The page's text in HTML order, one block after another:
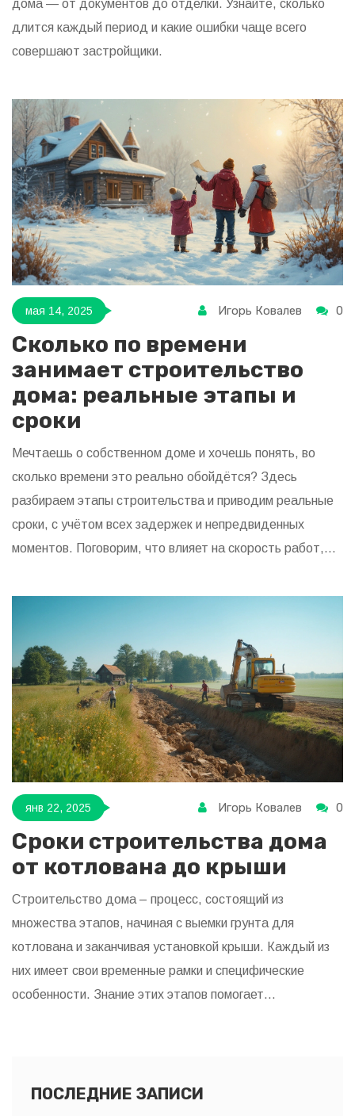
дома — от документов до отделки. Узнайте, сколько
длится каждый период и какие ошибки чаще всего
совершают застройщики.
мая 14, 2025 Игорь Ковалев 0
Сколько по времени
занимает строительство
дома: реальные этапы и
сроки
Мечтаешь о собственном доме и хочешь понять, во
сколько времени это реально обойдётся? Здесь
разбираем этапы строительства и приводим реальные
сроки, с учётом всех задержек и непредвиденных
моментов. Поговорим, что влияет на скорость работ,
которые помогут сэкономить не только время, но и
всё по делу.
янв 22, 2025 Игорь Ковалев 0
Сроки строительства дома
от котлована до крыши
Строительство дома – процесс, состоящий из
множества этапов, начиная с выемки грунта для
котлована и заканчивая установкой крыши. Каждый из
них имеет свои временные рамки и специфические
особенности. Знание этих этапов помогает
на продолжительность строительства дома.
ПОСЛЕДНИЕ ЗАПИСИ